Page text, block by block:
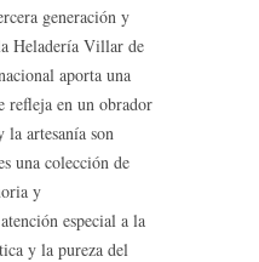
generación y
Heladería Villar de
aporta una
refleja en un obrador
artesanía son
una colección de
y
especial a la
y la pureza del